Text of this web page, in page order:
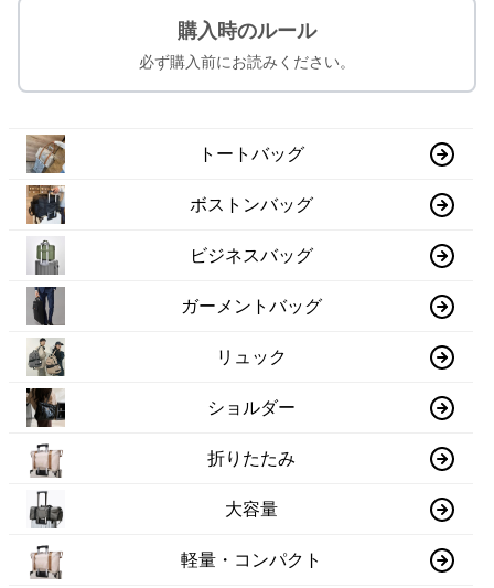
購入時のルール
必ず購入前にお読みください。
トートバッグ
ボストンバッグ
ビジネスバッグ
ガーメントバッグ
リュック
ショルダー
折りたたみ
大容量
軽量・コンパクト